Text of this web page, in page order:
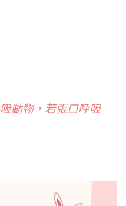
動物，若張口呼吸